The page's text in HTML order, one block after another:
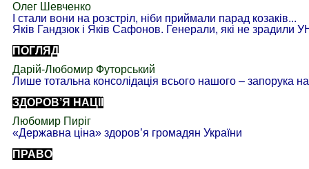
Олег Шевченко
І стали вони на розстріл, ніби приймали парад козаків...
Яків Гандзюк і Яків Сафонов. Генерали, які не зрадили
ПОГЛЯД
Дарій-Любомир Футорський
Лише тотальна консолідація всього нашого – запорука
ЗДОРОВ’Я НАЦІЇ
Любомир Пиріг
«Державна ціна» здоров’я громадян України
ПРАВО